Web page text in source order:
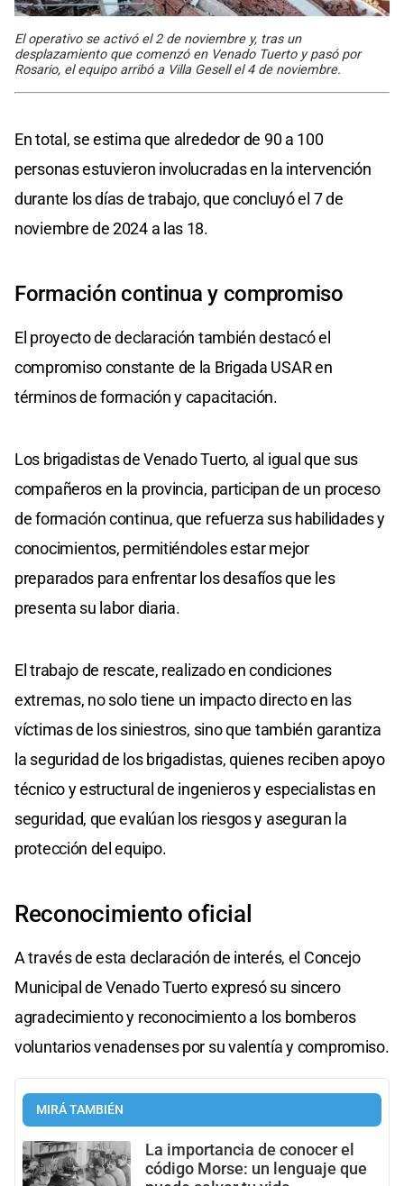
El operativo se activó el 2 de noviembre y, tras un
desplazamiento que comenzó en Venado Tuerto y pasó por
Rosario, el equipo arribó a Villa Gesell el 4 de noviembre.
En total, se estima que alrededor de 90 a 100
personas estuvieron involucradas en la intervención
durante los días de trabajo, que concluyó el 7 de
noviembre de 2024 a las 18.
Formación continua y compromiso
El proyecto de declaración también destacó el
compromiso constante de la Brigada USAR en
términos de formación y capacitación.
Los brigadistas de Venado Tuerto, al igual que sus
compañeros en la provincia, participan de un proceso
de formación continua, que refuerza sus habilidades y
conocimientos, permitiéndoles estar mejor
preparados para enfrentar los desafíos que les
presenta su labor diaria.
El trabajo de rescate, realizado en condiciones
extremas, no solo tiene un impacto directo en las
víctimas de los siniestros, sino que también garantiza
la seguridad de los brigadistas, quienes reciben apoyo
técnico y estructural de ingenieros y especialistas en
seguridad, que evalúan los riesgos y aseguran la
protección del equipo.
Reconocimiento oficial
A través de esta declaración de interés, el Concejo
Municipal de Venado Tuerto expresó su sincero
agradecimiento y reconocimiento a los bomberos
voluntarios venadenses por su valentía y compromiso.
MIRÁ TAMBIÉN
La importancia de conocer el
código Morse: un lenguaje que